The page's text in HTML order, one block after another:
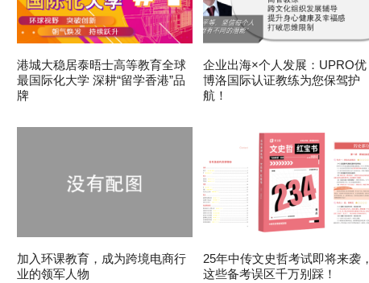
港城大稳居泰晤士高等教育全球
最国际化大学 深耕“留学香港”品
牌
企业出海×个人发展：UPRO优
博洛国际认证教练为您保驾护
航！
加入环课教育，成为跨境电商行
业的领军人物
25年中传文史哲考试即将来袭，
这些备考误区千万别踩！